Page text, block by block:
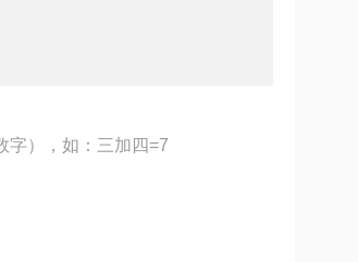
字），如：三加四=7